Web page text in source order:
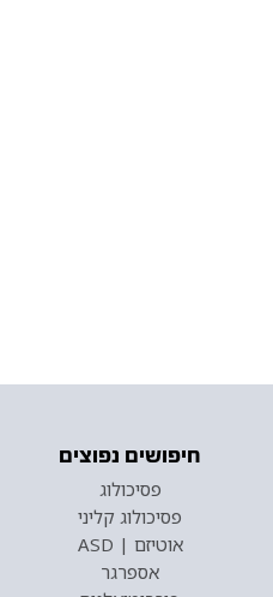
חיפושים נפוצים
פסיכולוג
פסיכולוג קליני
אוטיזם | ASD
אספרגר